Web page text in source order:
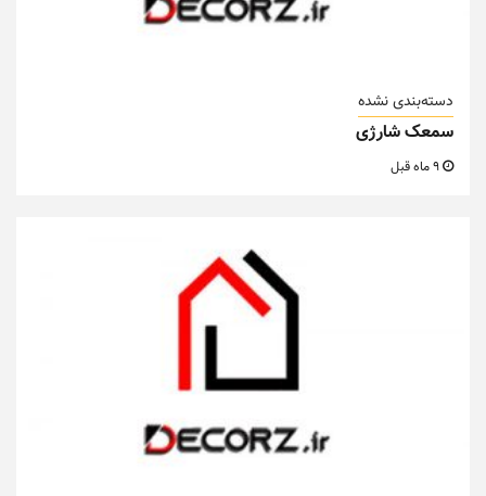
دسته‌بندی نشده
سمعک شارژی